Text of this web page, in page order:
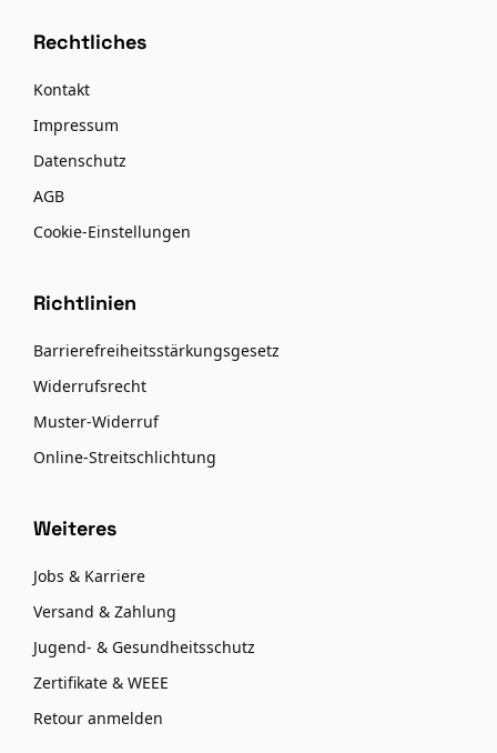
Rechtliches
Kontakt
Impressum
Datenschutz
AGB
Cookie-Einstellungen
Richtlinien
Barrierefreiheitsstärkungsgesetz
Widerrufsrecht
Muster-Widerruf
Online-Streitschlichtung
Weiteres
Jobs & Karriere
Versand & Zahlung
Jugend- & Gesundheitsschutz
Zertifikate & WEEE
Retour anmelden